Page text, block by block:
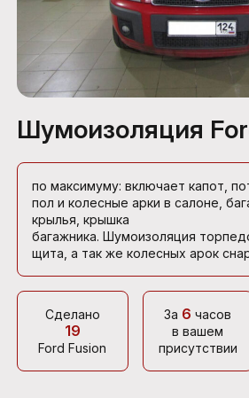
Шумоизоляция
по максимуму: включает капот,
пол и колесные арки в салоне,
крылья, крышка
багажника. Шумоизоляция
щита, а так же колесных арок
Сделано
19
Ford Fusion
За 6 часов
в вашем
присутствии